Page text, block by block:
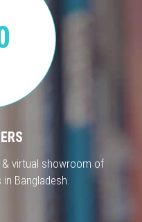
virtual showroom of
Bangladesh.